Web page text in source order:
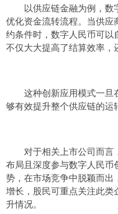
以供应链金融为例，
优化资金流转流程。当供
约条件时，数字人民币可
不仅大大提高了结算效率，
这种创新应用模式一旦
够有效提升整个供应链的运
对于相关上市公司而
布局且深度参与数字人民
势，在市场竞争中脱颖而
增长，股民可重点关注此
升情况。